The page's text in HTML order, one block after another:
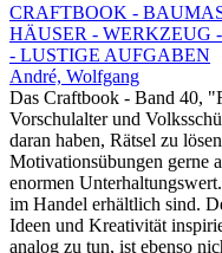
CRAFTBOOK -
HÄUSER - WERKZEUG
- LUSTIGE AUFGABEN
André, Wolfgang
Das Craftbook - Band 40,
Vorschulalter und
daran haben, Rätsel zu
Motivationsübungen gerne
enormen
im Handel erhältlich sind.
Ideen und Kreativität
analog zu tun, ist ebenso